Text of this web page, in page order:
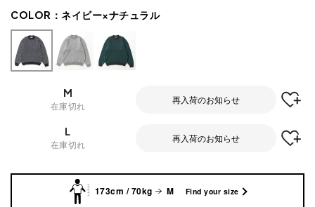
COLOR： ネイビー×ナチュラル
M
在庫切れ
再入荷のお知らせ
L
在庫切れ
再入荷のお知らせ
173cm / 70kg M Find your size